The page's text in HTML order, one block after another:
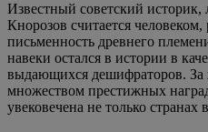
Известный советский
Кнорозов считается
письменность древнего
навеки остался в истории в
выдающихся дешифраторов. За
множеством престижных
увековечена не только